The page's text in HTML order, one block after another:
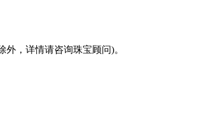
，详情请咨询珠宝顾问)。